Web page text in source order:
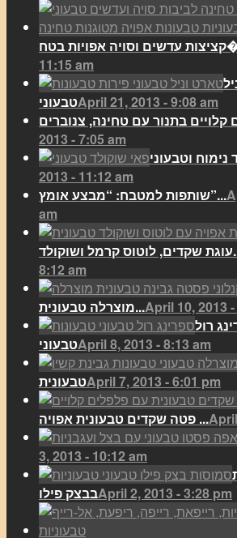
בטח�...
11:15 am
טבעוניApril 21, 2013 - 9:08 am
2013 - 7:05 am
נימוח וטבעוני
2013 - 11:12 am
שותפות למטבח: “מבצע אומץ”...
am
8:12 am
מוצרלה טבעונית...April 10, 2013
רול
טבעוניApril 8, 2013 - 8:13 am
טבעוניתApril 7, 2013 - 6:01 pm
פטה שקדים טבעונית אפויה ...
3, 2013 - 10:12 am
בבצק פילוApril 2, 2013 - 3:28 pm